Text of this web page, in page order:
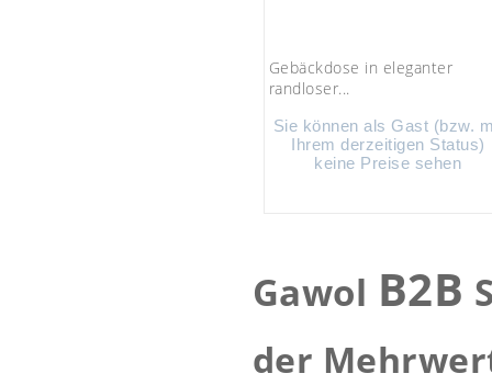
Gebäckdose in eleganter
randloser...
Sie können als Gast (bzw.
Ihrem derzeitigen Status)
keine Preise sehen
Gawol B2B
der